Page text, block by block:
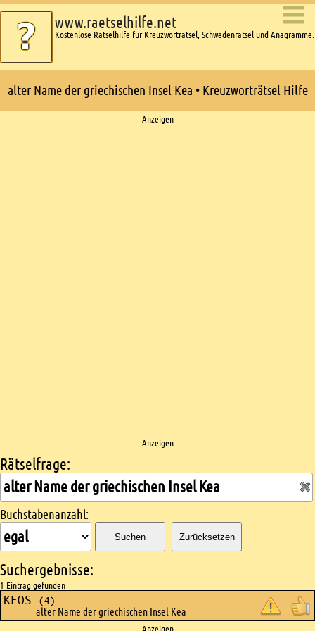
www.raetselhilfe.net
Kostenlose Rätselhilfe für Kreuzworträtsel, Schwedenrätsel und Anagramme.
alter Name der griechischen Insel Kea • Kreuzworträtsel Hilfe
Anzeigen
Anzeigen
Kreuzworträtsel suchen
Rätselfrage:
Buchstabenanzahl:
Suchen Zurücksetzen
Suchergebnisse:
1 Eintrag gefunden
KEOS (4)
alter Name der griechischen Insel Kea